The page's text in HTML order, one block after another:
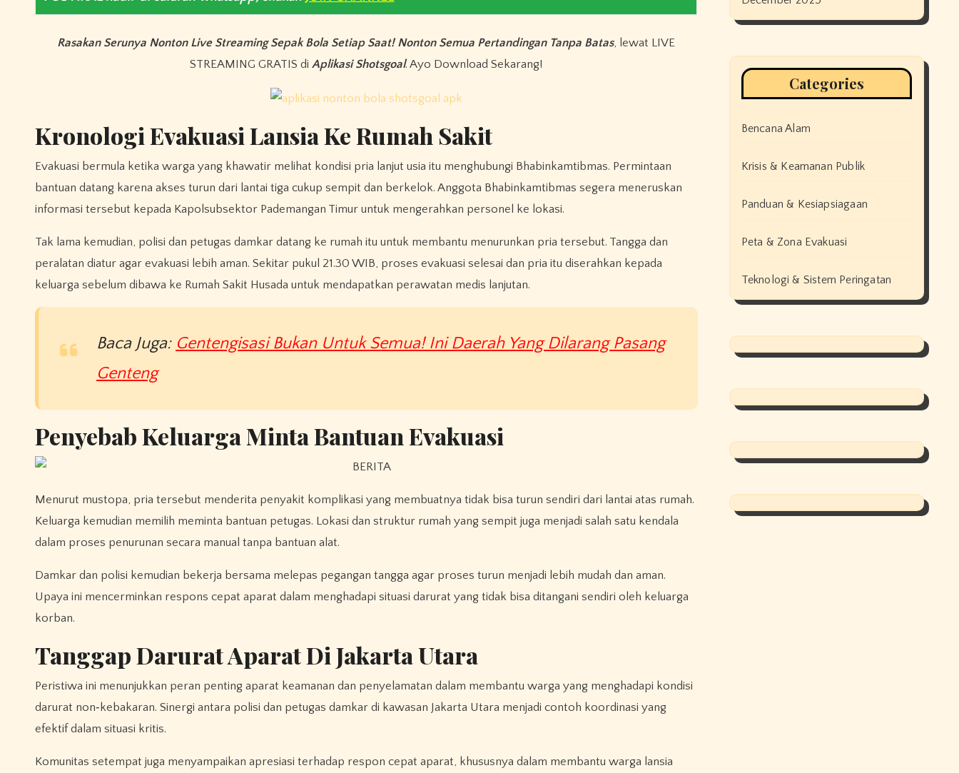
Rasakan Serunya Nonton Live Streaming Sepak Bola Setiap Saat! Nonton Semua Pertandingan Tanpa Batas, lewat LIVE
STREAMING GRATIS diAplikasi Shotsgoal. Ayo Download Sekarang!
Kronologi Evakuasi Lansia Ke Rumah Sakit
Evakuasi bermula ketika warga yang khawatir melihat kondisi pria lanjut usia itu menghubungi Bhabinkamtibmas. Permintaan
bantuan datang karena akses turun dari lantai tiga cukup sempit dan berkelok. Anggota Bhabinkamtibmas segera meneruskan
informasi tersebut kepada Kapolsubsektor Pademangan Timur untuk mengerahkan personel ke lokasi.
Tak lama kemudian, polisi dan petugas damkar datang ke rumah itu untuk membantu menurunkan pria tersebut. Tangga dan
peralatan diatur agar evakuasi lebih aman. Sekitar pukul 21.30 WIB, proses evakuasi selesai dan pria itu diserahkan kepada
keluarga sebelum dibawa ke Rumah Sakit Husada untuk mendapatkan perawatan medis lanjutan.
Baca Juga: Gentengisasi Bukan Untuk Semua! Ini Daerah Yang Dilarang Pasang
Genteng
Penyebab Keluarga Minta Bantuan Evakuasi
Menurut mustopa, pria tersebut menderita penyakit komplikasi yang membuatnya tidak bisa turun sendiri dari lantai atas rumah.
Keluarga kemudian memilih meminta bantuan petugas. Lokasi dan struktur rumah yang sempit juga menjadi salah satu kendala
dalam proses penurunan secara manual tanpa bantuan alat.
Damkar dan polisi kemudian bekerja bersama melepas pegangan tangga agar proses turun menjadi lebih mudah dan aman.
Upaya ini mencerminkan respons cepat aparat dalam menghadapi situasi darurat yang tidak bisa ditangani sendiri oleh keluarga
korban.
Tanggap Darurat Aparat Di Jakarta Utara
Peristiwa ini menunjukkan peran penting aparat keamanan dan penyelamatan dalam membantu warga yang menghadapi kondisi
darurat non‑kebakaran. Sinergi antara polisi dan petugas damkar di kawasan Jakarta Utara menjadi contoh koordinasi yang
efektif dalam situasi kritis.
Komunitas setempat juga menyampaikan apresiasi terhadap respon cepat aparat, khususnya dalam membantu warga lansia
Categories
Bencana Alam
Krisis & Keamanan Publik
Panduan & Kesiapsiagaan
Peta & Zona Evakuasi
Teknologi & Sistem Peringatan